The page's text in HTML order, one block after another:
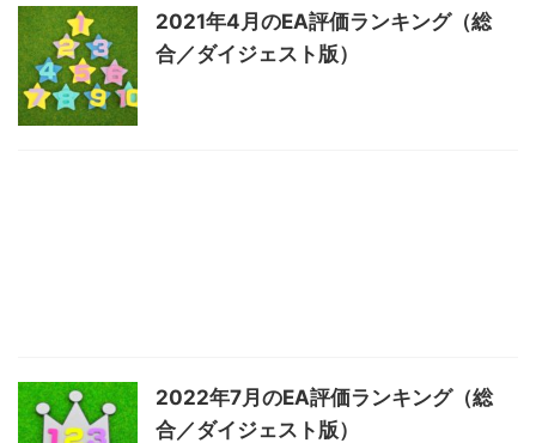
2021年4月のEA評価ランキング（総
合／ダイジェスト版）
2022年7月のEA評価ランキング（総
合／ダイジェスト版）